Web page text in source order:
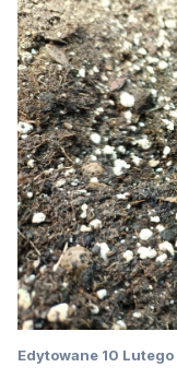
Edytowane 10 Lutego